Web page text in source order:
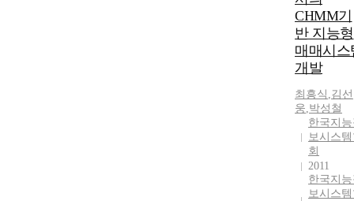
CHMM기
반 지능형
매매시스
개발
최흥식 ,김선
웅,박성철
한국지
보시스
회
2011
한국지
보시스